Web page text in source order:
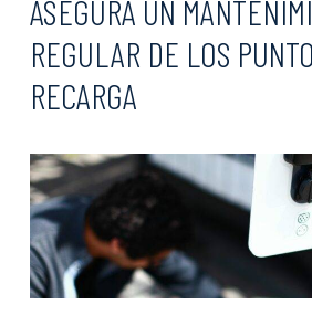
ASEGURA UN
REGULAR DE LOS
RECARGA